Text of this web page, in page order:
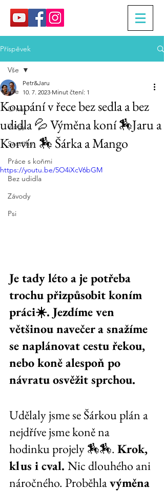
Příspěvek
Vše
O nás
Vlogy
Sestřihy
Práce s koňmi
Bez udidla
Závody
Psi
Vše
Koupání v řece bez sedla a bez
udidla 💦 Výměna koní 🏇Jaru a
Korvín 🏇 Šárka a Mango
Petr&Jaru
10. 7. 2023 Minut čtení: 1
https://youtu.be/5O4iXcV6bGM
Je tady léto a je potřeba
trochu přizpůsobit koním
práci☀️. Jezdíme ven
většinou navečer a snažíme
se naplánovat cestu řekou,
nebo koně alespoň po
návratu osvěžit sprchou.
Udělaly jsme se Šárkou plán a
nejdříve jsme koně na
hodinku projely 🏇🏇. Krok,
klus i cval. Nic dlouhého ani
náročného. Proběhla výměna